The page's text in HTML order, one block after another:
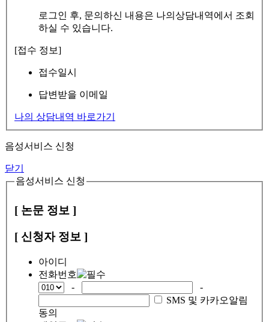
로그인 후, 문의하신 내용은 나의상담내역에서 조회
하실 수 있습니다.
[접수 정보]
접수일시
답변받을 이메일
나의 상담내역 바로가기
음성서비스 신청
닫기
음성서비스 신청
[ 논문 정보 ]
[ 신청자 정보 ]
아이디
전화번호
-
-
SMS 및 카카오알림
동의